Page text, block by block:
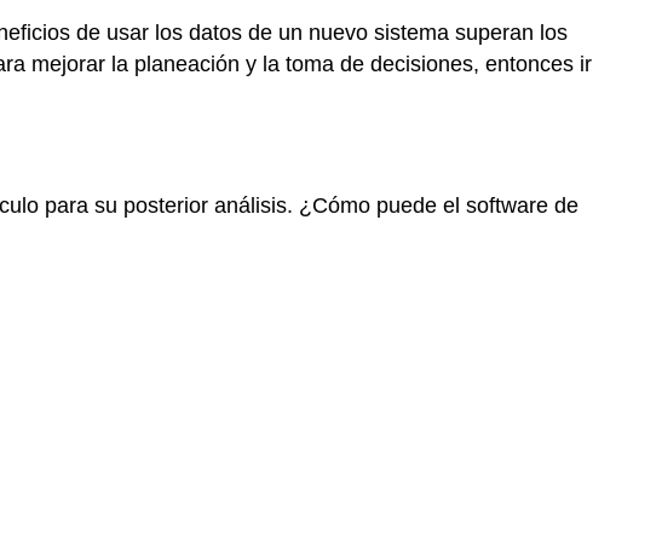
de usar los datos de un nuevo sistema superan los
mejorar la planeación y la toma de decisiones, entonces ir
para su posterior análisis. ¿Cómo puede el software de